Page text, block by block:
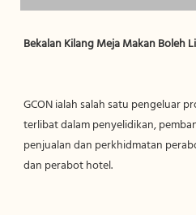
GCON ialah salah satu pengeluar
terlibat dalam penyelidikan,
penjualan dan perkhidmatan